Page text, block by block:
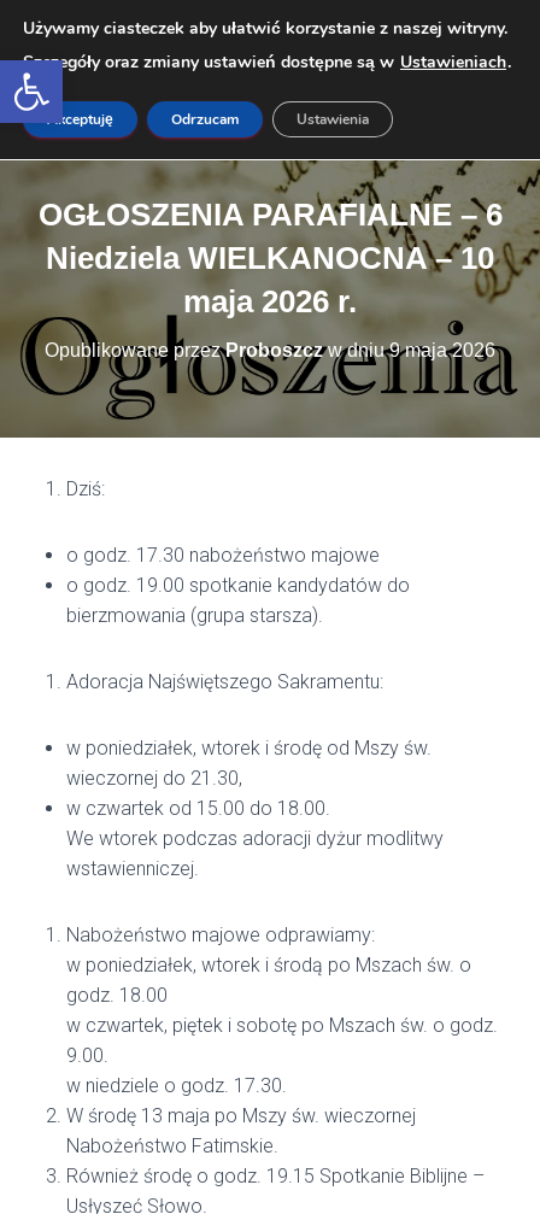
Open toolbar
OGŁOSZENIA PARAFIALNE – 6
Niedziela WIELKANOCNA – 10
maja 2026 r.
Opublikowane przezProboszczw dniu9 maja 2026
Dziś:
o godz. 17.30 nabożeństwo majowe
o godz. 19.00 spotkanie kandydatów do
bierzmowania (grupa starsza).
Adoracja Najświętszego Sakramentu:
w poniedziałek, wtorek i środę od Mszy św.
wieczornej do 21.30,
w czwartek od 15.00 do 18.00.
We wtorek podczas adoracji dyżur modlitwy
wstawienniczej.
Nabożeństwo majowe odprawiamy:
w poniedziałek, wtorek i środą po Mszach św. o
godz. 18.00
w czwartek, piętek i sobotę po Mszach św. o godz.
9.00.
w niedziele o godz. 17.30.
W środę 13 maja po Mszy św. wieczornej
Nabożeństwo Fatimskie.
Również środę o godz. 19.15 Spotkanie Biblijne –
Usłyszeć Słowo.
Używamy ciasteczek aby ułatwić korzystanie z naszej witryny.
Szczegóły oraz zmiany ustawień dostępne są w Ustawieniach.
Akceptuję Odrzucam Ustawienia